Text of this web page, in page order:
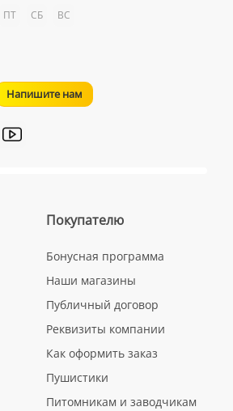
ПТ СБ ВС
Напишите нам
Покупателю
Бонусная программа
Наши магазины
Публичный договор
Реквизиты компании
Как оформить заказ
Пушистики
Питомникам и заводчикам